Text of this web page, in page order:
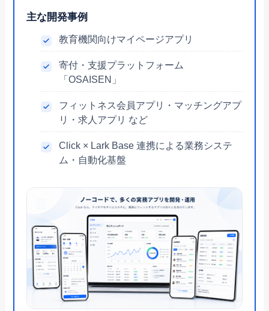
主な開発事例
教育機関向けマイページアプリ
寄付・支援プラットフォーム
「OSAISEN」
フィットネス会員アプリ・マッチングアプ
リ・求人アプリ など
Click × Lark Base 連携による業務システ
ム・自動化基盤